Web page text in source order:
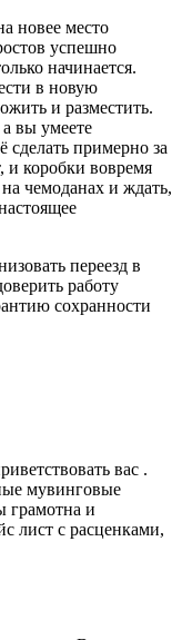
новее место
успешно
начинается.
в новую
и разместить.
вы умеете
сделать примерно за
и коробки вовремя
чемоданах и ждать,
переезд в
работу
сохранности
вас .
мувинговые
грамотна и
лист с расценками,